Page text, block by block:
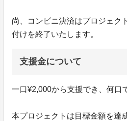
尚、コンビニ決済はプロジェク
付けを終了いたします。
支援金について
一口¥2,000から支援でき、何口
本プロジェクトは目標金額を達